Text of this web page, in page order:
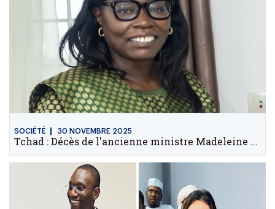
SOCIÉTÉ 30 NOVEMBRE 2025
Tchad : Décès de l'ancienne ministre Madeleine ...